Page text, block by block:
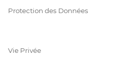
Protection des Données
Vie Privée